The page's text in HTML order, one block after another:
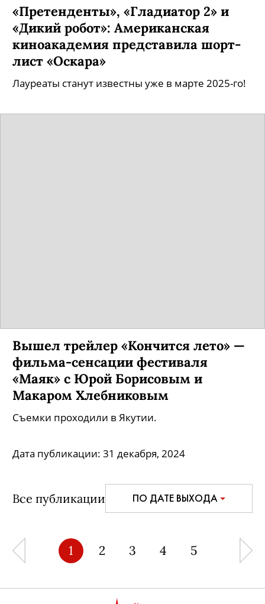
«Претенденты», «Гладиатор 2» и
«Дикий робот»: Американская
киноакадемия представила шорт-
лист «Оскара»
Лауреаты станут известны уже в марте 2025-го!
Вышел трейлер «Кончится лето» —
фильма-сенсации фестиваля
«Маяк» с Юрой Борисовым и
Макаром Хлебниковым
Съемки проходили в Якутии.
Дата публикации: 31 декабря, 2024
Все публикации ПО ДАТЕ ВЫХОДА
1 2 3 4 5